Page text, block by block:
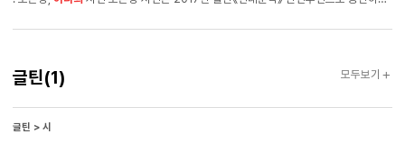
《경향신문》 신춘문예를 통해 등단하여 올해 첫 시집 『시 창작 스터디』를
많이 보이더라고요. 저는 한 편씩 쓸 때도 전체적인 윤곽이나 특정 소재에서
시작하기보다는 좀 추상적이고 낯선 방향으로 쓰려고 하다 보니까 그런 시편들이
모였을 때 굉장히 묶기가 어려웠던 것 같아요.이다희시인 : 책 준비를 작년 겨울부터
시작했어요. 제가 시집을 너무 내고 싶었는데 가장 원했던 게 바로 저잖아요?
글틴(1)
글틴 > 시
글틴
모두보기